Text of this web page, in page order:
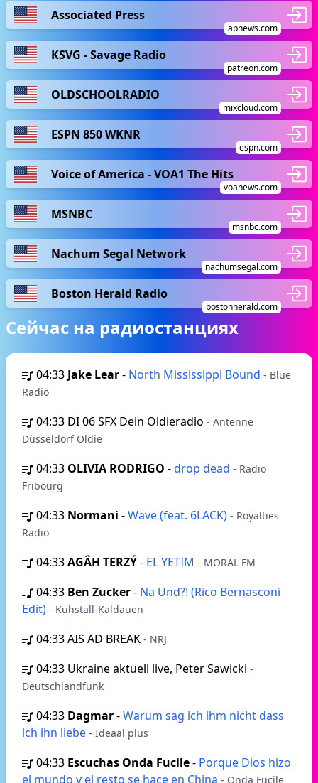
Associated Press
apnews.com
KSVG - Savage Radio
patreon.com
OLDSCHOOLRADIO
mixcloud.com
ESPN 850 WKNR
espn.com
Voice of America - VOA1 The Hits
voanews.com
MSNBC
msnbc.com
Nachum Segal Network
nachumsegal.com
Boston Herald Radio
bostonherald.com
Сейчас на радиостанциях
04:33 Jake Lear- North Mississippi Bound - Blue
Radio
04:33 DI 06 SFX Dein Oldieradio - Antenne
Düsseldorf Oldie
04:33 OLIVIA RODRIGO -drop dead - Radio
Fribourg
04:33 Normani -Wave (feat. 6LACK) - Royalties
Radio
04:33AGÂH TERZÝ- EL YETIM - MORAL FM
04:33 Ben Zucker- Na Und?! (Rico Bernasconi
Edit) - Kuhstall-Kaldauen
04:33AIS AD BREAK - NRJ
04:33 Ukraine aktuell live, Peter Sawicki -
Deutschlandfunk
04:33 Dagmar-Warum sag ich ihm nicht dass
ich ihn liebe - Ideaal plus
04:33 Escuchas Onda Fucile- Porque Dios hizo
el mundo y el resto se hace en China - Onda Fucile